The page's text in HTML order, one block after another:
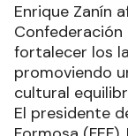
Enrique Zanín
Confederación
fortalecer los
promoviendo
cultural
El presidente